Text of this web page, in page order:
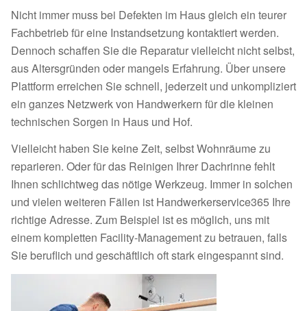
Nicht immer muss bei Defekten im Haus gleich ein teurer
Fachbetrieb für eine Instandsetzung kontaktiert werden.
Dennoch schaffen Sie die Reparatur vielleicht nicht selbst,
aus Altersgründen oder mangels Erfahrung. Über unsere
Plattform erreichen Sie schnell, jederzeit und unkompliziert
ein ganzes Netzwerk von Handwerkern für die kleinen
technischen Sorgen in Haus und Hof.
Vielleicht haben Sie keine Zeit, selbst Wohnräume zu
reparieren. Oder für das Reinigen Ihrer Dachrinne fehlt
Ihnen schlichtweg das nötige Werkzeug. Immer in solchen
und vielen weiteren Fällen ist Handwerkerservice365 Ihre
richtige Adresse. Zum Beispiel ist es möglich, uns mit
einem kompletten Facility-Management zu betrauen, falls
Sie beruflich und geschäftlich oft stark eingespannt sind.